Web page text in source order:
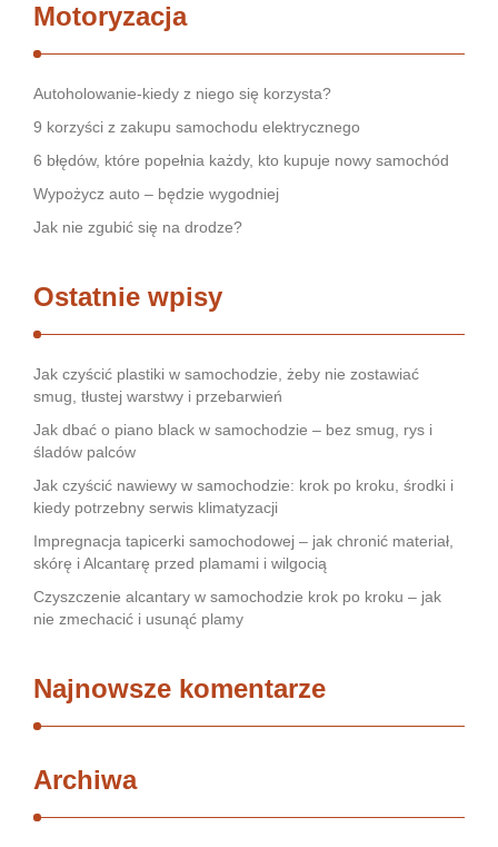
Motoryzacja
Autoholowanie-kiedy z niego się korzysta?
9 korzyści z zakupu samochodu elektrycznego
6 błędów, które popełnia każdy, kto kupuje nowy samochód
Wypożycz auto – będzie wygodniej
Jak nie zgubić się na drodze?
Ostatnie wpisy
Jak czyścić plastiki w samochodzie, żeby nie zostawiać
smug, tłustej warstwy i przebarwień
Jak dbać o piano black w samochodzie – bez smug, rys i
śladów palców
Jak czyścić nawiewy w samochodzie: krok po kroku, środki i
kiedy potrzebny serwis klimatyzacji
Impregnacja tapicerki samochodowej – jak chronić materiał,
skórę i Alcantarę przed plamami i wilgocią
Czyszczenie alcantary w samochodzie krok po kroku – jak
nie zmechacić i usunąć plamy
Najnowsze komentarze
Archiwa